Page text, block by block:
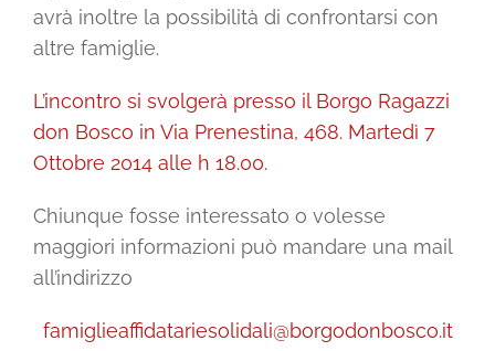
avrà inoltre la possibilità di confrontarsi con
altre famiglie.
L’incontro si svolgerà presso il Borgo Ragazzi
don Bosco in Via Prenestina, 468. Martedì 7
Ottobre 2014 alle h 18.00.
Chiunque fosse interessato o volesse
maggiori informazioni può mandare una mail
all’indirizzo
famiglieaffidatariesolidali@borgodonbosco.it